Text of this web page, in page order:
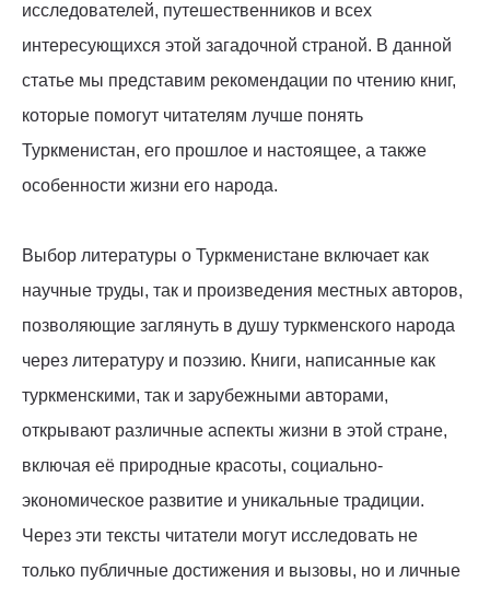
исследователей, путешественников и всех
интересующихся этой загадочной страной. В данной
статье мы представим рекомендации по чтению книг,
которые помогут читателям лучше понять
Туркменистан, его прошлое и настоящее, а также
особенности жизни его народа.
Выбор литературы о Туркменистане включает как
научные труды, так и произведения местных авторов,
позволяющие заглянуть в душу туркменского народа
через литературу и поэзию. Книги, написанные как
туркменскими, так и зарубежными авторами,
открывают различные аспекты жизни в этой стране,
включая её природные красоты, социально-
экономическое развитие и уникальные традиции.
Через эти тексты читатели могут исследовать не
только публичные достижения и вызовы, но и личные